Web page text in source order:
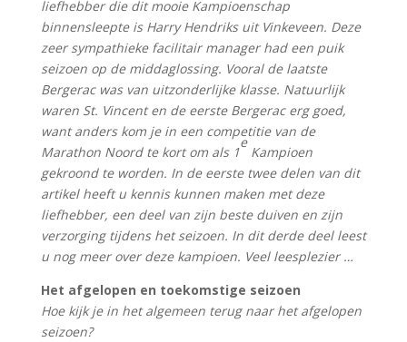
liefhebber die dit mooie Kampioenschap
binnensleepte is Harry Hendriks uit Vinkeveen. Deze
zeer sympathieke facilitair manager had een puik
seizoen op de middaglossing. Vooral de laatste
Bergerac was van uitzonderlijke klasse. Natuurlijk
waren St. Vincent en de eerste Bergerac erg goed,
want anders kom je in een competitie van de
Marathon Noord te kort om als 1
e
Kampioen
gekroond te worden. In de eerste twee delen van dit
artikel heeft u kennis kunnen maken met deze
liefhebber, een deel van zijn beste duiven en zijn
verzorging tijdens het seizoen. In dit derde deel leest
u nog meer over deze kampioen. Veel leesplezier …
Het afgelopen en toekomstige seizoen
Hoe kijk je in het algemeen terug naar het afgelopen
seizoen?